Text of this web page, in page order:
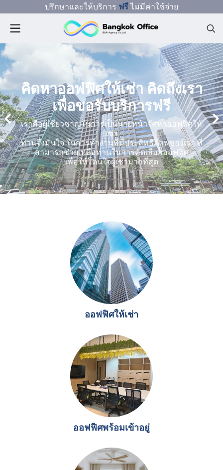
ปรึกษาและให้บริการ ฟรีไม่มีค่าใช้จ่าย
คิดหาออฟฟิศให้เช่า คิดถึงเรา
เพื่อขอรับบริการฟรี
เราคือผู้เชี่ยวชาญในการเป็นนายหน้าจัดหาออฟฟิศให้
เช่า
ท่านจึงมั่นใจ ในการทำงานที่มีประสิทธิภาพของเรา ที่
สามารถช่วยเหลือท่านในการคัดเลือกออฟฟิศ
เพื่อให้โดนใจผู้เช่ามากที่สุด
ออฟฟิศให้เช่า
ออฟฟิศพร้อมเข้าอยู่